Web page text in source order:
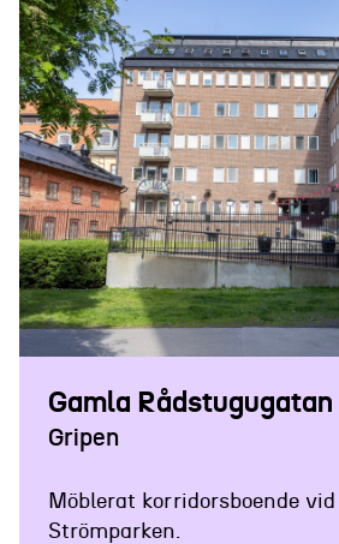
Gamla Rådstugugatan
Gripen
Möblerat korridorsboende
Strömparken.